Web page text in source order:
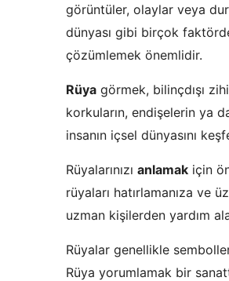
görüntüler, olaylar veya
dünyası gibi birçok
çözümlemek önemlidir.
Rüya görmek, bilinçdışı
korkuların, endişelerin ya
insanın içsel dünyasını
Rüyalarınızı anlamak için
rüyaları hatırlamanıza ve
uzman kişilerden yardım
Rüyalar genellikle
Rüya yorumlamak bir